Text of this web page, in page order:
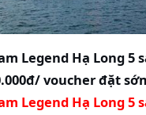
Legend Hạ Long 5
voucher đặt
Legend Hạ Long 5